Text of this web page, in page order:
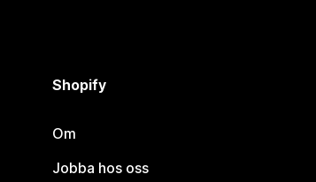
Shopify
Om
Jobba hos oss